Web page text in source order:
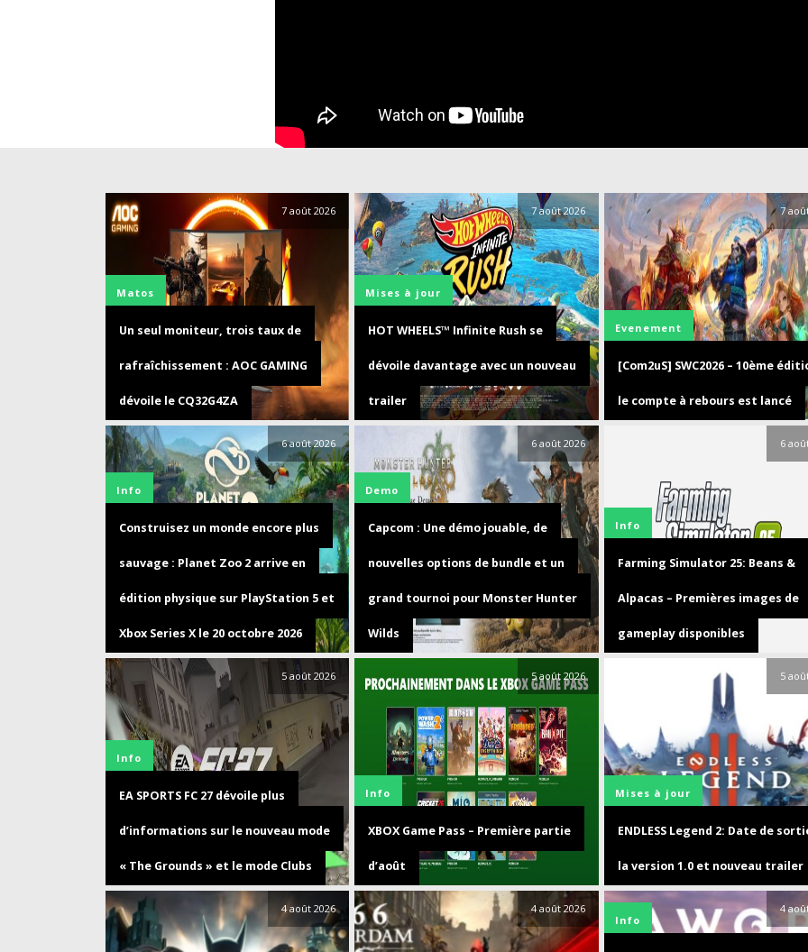
7 août 2026
Matos
Un seul moniteur, trois taux de
rafraîchissement : AOC GAMING
dévoile le CQ32G4ZA
7 août 2026
Mises à jour
HOT WHEELS™ Infinite Rush se
dévoile davantage avec un nouveau
trailer
7
Evenement
[Com2uS] SWC2026 – 10ème
le compte à rebours est lancé
6 août 2026
Info
Construisez un monde encore plus
sauvage : Planet Zoo 2 arrive en
édition physique sur PlayStation 5 et
Xbox Series X le 20 octobre 2026
6 août 2026
Demo
Capcom : Une démo jouable, de
nouvelles options de bundle et un
grand tournoi pour Monster Hunter
Wilds
6
Info
Farming Simulator 25: Beans &
Alpacas – Premières images de
gameplay disponibles
5 août 2026
Info
EA SPORTS FC 27 dévoile plus
d’informations sur le nouveau mode
« The Grounds » et le mode Clubs
5 août 2026
Info
XBOX Game Pass – Première partie
d’août
5
Mises à jour
ENDLESS Legend 2: Date de
la version 1.0 et nouveau trailer
4 août 2026 4 août 2026
4
Info